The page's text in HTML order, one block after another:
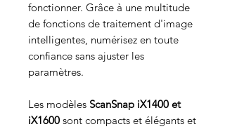
fonctionner. Grâce à une multitude
de fonctions de traitement d'image
intelligentes, numérisez en toute
confiance sans ajuster les
paramètres.
Les modèles ScanSnap iX1400 et
iX1600 sont compacts et élégants et